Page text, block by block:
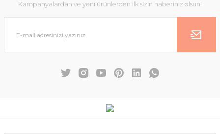
Kampanyalardan ve yeni ürünlerden ilk sizin haberiniz olsun!